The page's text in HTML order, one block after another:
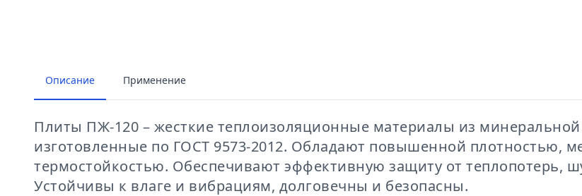
Описание Применение
Плиты ПЖ-120 – жесткие теплоизоляционные материалы из
изготовленные по ГОСТ 9573-2012. Обладают повышенной плотностью,
термостойкостью. Обеспечивают эффективную защиту от теплопотерь,
Устойчивы к влаге и вибрациям, долговечны и безопасны.